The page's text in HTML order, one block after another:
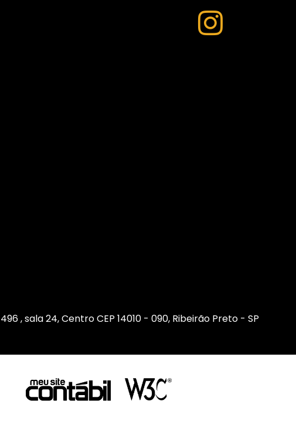
, sala 24, Centro CEP 14010 - 090, Ribeirão Preto - SP